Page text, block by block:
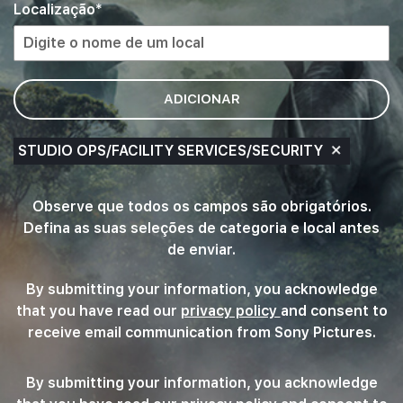
emprego
da
lista
opções.
Busque
um
local
e
selecione
um
da
sugestões.
Por
"Adicionar"
Localização
ADICIONAR
STUDIO OPS/FACILITY SERVICES/SECURITY
Observe que todos os campos são obrigatórios.
Defina as suas seleções de categoria e local antes
de enviar.
By submitting your information, you acknowledge
that you have read our privacy policy (this content
and consent to
receive email communication from Sony Pictures.
By submitting your information, you acknowledge